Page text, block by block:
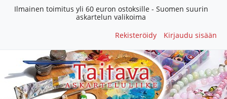
Ilmainen toimitus yli 60 euron ostoksille - Suomen suurin
askartelun valikoima
Rekisteröidy
Kirjaudu sisään